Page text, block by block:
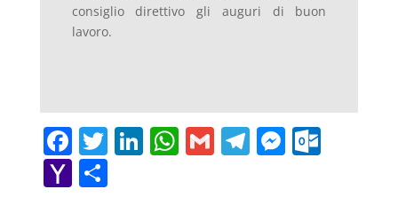
consiglio direttivo gli auguri di buon
lavoro.
F
a
c
T
w
itt
Li
n
W
h
G
m
T
el
M
e
O
Y
a
C